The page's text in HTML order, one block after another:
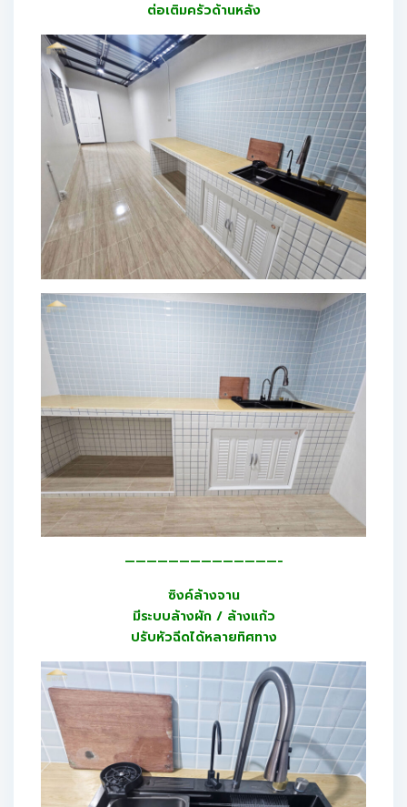
ต่อเติมครัวด้านหลัง
——————————————-
ซิงค์ล้างจาน
มีระบบล้างผัก / ล้างแก้ว
ปรับหัวฉีดได้หลายทิศทาง